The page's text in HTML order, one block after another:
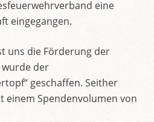
eine
eingegangen.
uns die Förderung der
wurde der
geschaffen. Seither
einem Spendenvolumen von